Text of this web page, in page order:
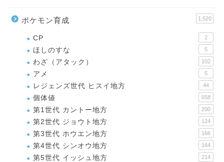
ポケモン育成 1,520
CP 2
ほしのすな 5
わざ（アタック） 102
アメ 5
レジェンズ世代 ヒスイ地方 44
個体値 658
第1世代 カントー地方 200
第2世代 ジョウト地方 124
第3世代 ホウエン地方 166
第4世代 シンオウ地方 164
第5世代 イッシュ地方 214